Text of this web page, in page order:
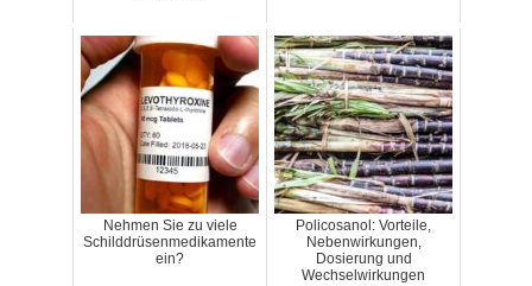
Nehmen Sie zu viele
Schilddrüsenmedikamente
ein?
Policosanol: Vorteile,
Nebenwirkungen,
Dosierung und
Wechselwirkungen